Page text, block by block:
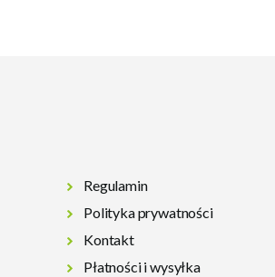
Regulamin
Polityka prywatności
Kontakt
Płatności i wysyłka